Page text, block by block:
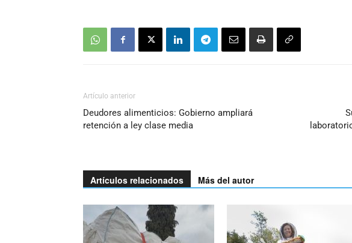
Artículo anterior
Deudores alimenticios: Gobierno ampliará
retención a ley clase media
Artículos relacionados Más del autor